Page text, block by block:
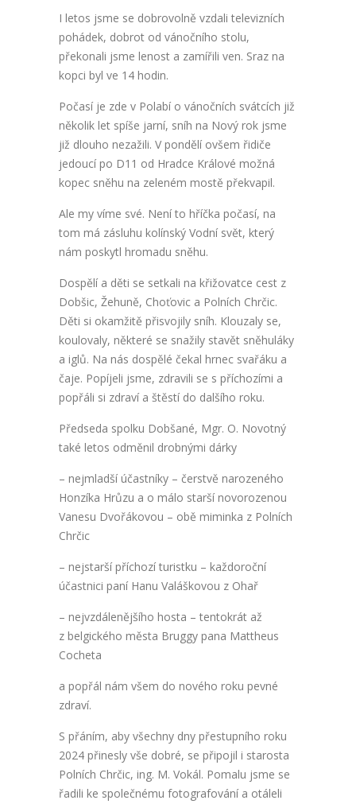
I letos jsme se dobrovolně vzdali televizních
pohádek, dobrot od vánočního stolu,
překonali jsme lenost a zamířili ven. Sraz na
kopci byl ve 14 hodin.
Počasí je zde v Polabí o vánočních svátcích již
několik let spíše jarní, sníh na Nový rok jsme
již dlouho nezažili. V pondělí ovšem řidiče
jedoucí po D11 od Hradce Králové možná
kopec sněhu na zeleném mostě překvapil.
Ale my víme své. Není to hříčka počasí, na
tom má zásluhu kolínský Vodní svět, který
nám poskytl hromadu sněhu.
Dospělí a děti se setkali na křižovatce cest z
Dobšic, Žehuně, Choťovic a Polních Chrčic.
Děti si okamžitě přisvojily sníh. Klouzaly se,
koulovaly, některé se snažily stavět sněhuláky
a iglů. Na nás dospělé čekal hrnec svařáku a
čaje. Popíjeli jsme, zdravili se s příchozími a
popřáli si zdraví a štěstí do dalšího roku.
Předseda spolku Dobšané, Mgr. O. Novotný
také letos odměnil drobnými dárky
– nejmladší účastníky – čerstvě narozeného
Honzíka Hrůzu a o málo starší novorozenou
Vanesu Dvořákovou – obě miminka z Polních
Chrčic
– nejstarší příchozí turistku – každoroční
účastnici paní Hanu Valáškovou z Ohař
– nejvzdálenějšího hosta – tentokrát až
z belgického města Bruggy pana Mattheus
Cocheta
a popřál nám všem do nového roku pevné
zdraví.
S přáním, aby všechny dny přestupního roku
2024 přinesly vše dobré, se připojil i starosta
Polních Chrčic, ing. M. Vokál. Pomalu jsme se
řadili ke společnému fotografování a otáleli